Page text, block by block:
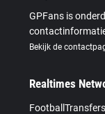
GPFans is
Bekijk de
Realtimes